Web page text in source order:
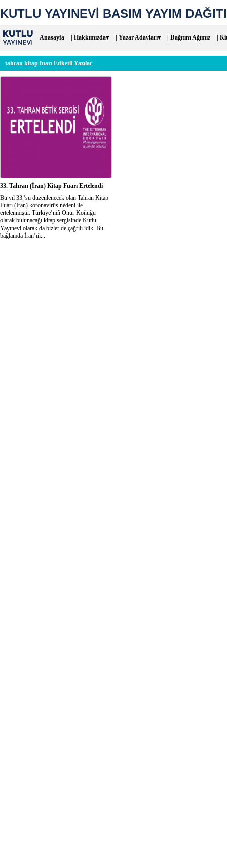
KUTLU YAYINEVİ BASIM YAYIM
Anasayfa | Hakkımızda▾ | Yazar Adayları▾ | Dağıtım Ağımız |
tahran kitap fuarı Etiketli Yazılar
33. Tahran (İran) Kitap Fuarı Ertelendi
Bu yıl 33.’sü düzenlenecek olan Tahran Kitap
Fuarı (İran) koronavirüs nédeni ile
ertelenmiştir. Türkiye’niñ Onur Koñuğu
olarak bulunacağı kitap sergisinde Kutlu
Yayınevi olarak da bizler de çağrılı idik. Bu
bağlamda İran’ıñ...